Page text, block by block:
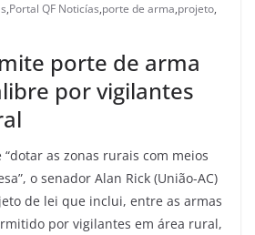
,Portal QF Noticías,porte de arma,projeto,
porte de arma
por vigilantes
as zonas rurais com meios
o senador Alan Rick (União-AC)
de lei que inclui, entre as armas
por vigilantes em área rural,